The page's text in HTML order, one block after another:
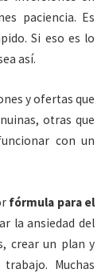
paciencia. Es
Si eso es lo
así.
y ofertas que
otras que
con un
fórmula para el
la ansiedad del
crear un plan y
Muchas